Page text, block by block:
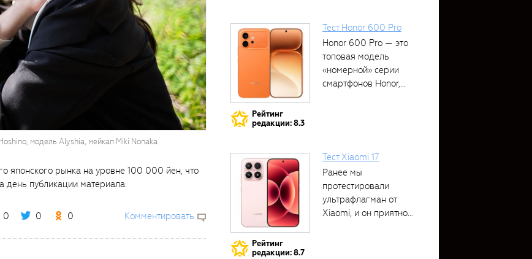
модель Alyshia, мейкап Miki Nonaka
японского рынка на уровне 100 000 йен, что
день публикации материала.
0 0 0 Комментировать
Рейтинг
редакции: 8.3
Тест Honor 600 Pro
Honor 600 Pro — это
топовая модель
«номерной» серии
смартфонов Honor,...
Рейтинг
редакции: 8.7
Тест Xiaomi 17
Ранее мы
протестировали
ультрафлагман от
Xiaomi, и он приятно